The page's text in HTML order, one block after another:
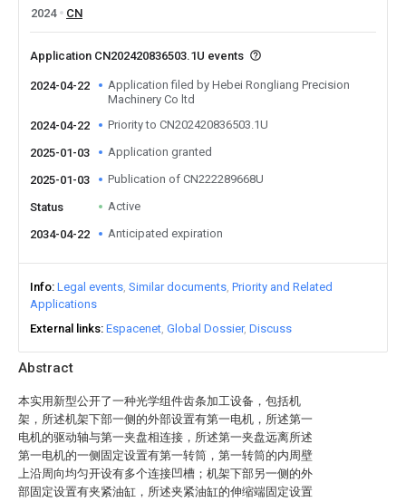
Abstract
本实用新型公开了一种光学组件齿条加工设备，包括机
架，所述机架下部一侧的外部设置有第一电机，所述第一
电机的驱动轴与第一夹盘相连接，所述第一夹盘远离所述
第一电机的一侧固定设置有第一转筒，第一转筒的内周壁
上沿周向均匀开设有多个连接凹槽；机架下部另一侧的外
部固定设置有夹紧油缸，所述夹紧油缸的伸缩端固定设置
2024
CN
Application CN202420836503.1U events
2024-04-22
Application filed by Hebei Rongliang Precision
Machinery Co ltd
2024-04-22
Priority to CN202420836503.1U
2025-01-03 Application granted
2025-01-03 Publication of CN222289668U
Status Active
2034-04-22 Anticipated expiration
Info Legal events Similar documents Priority and Related
Applications
External links Espacenet Global Dossier Discuss